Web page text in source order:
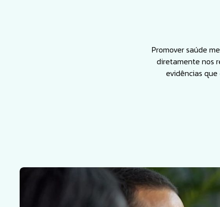
Promover saúde
diretamente nos
evidências